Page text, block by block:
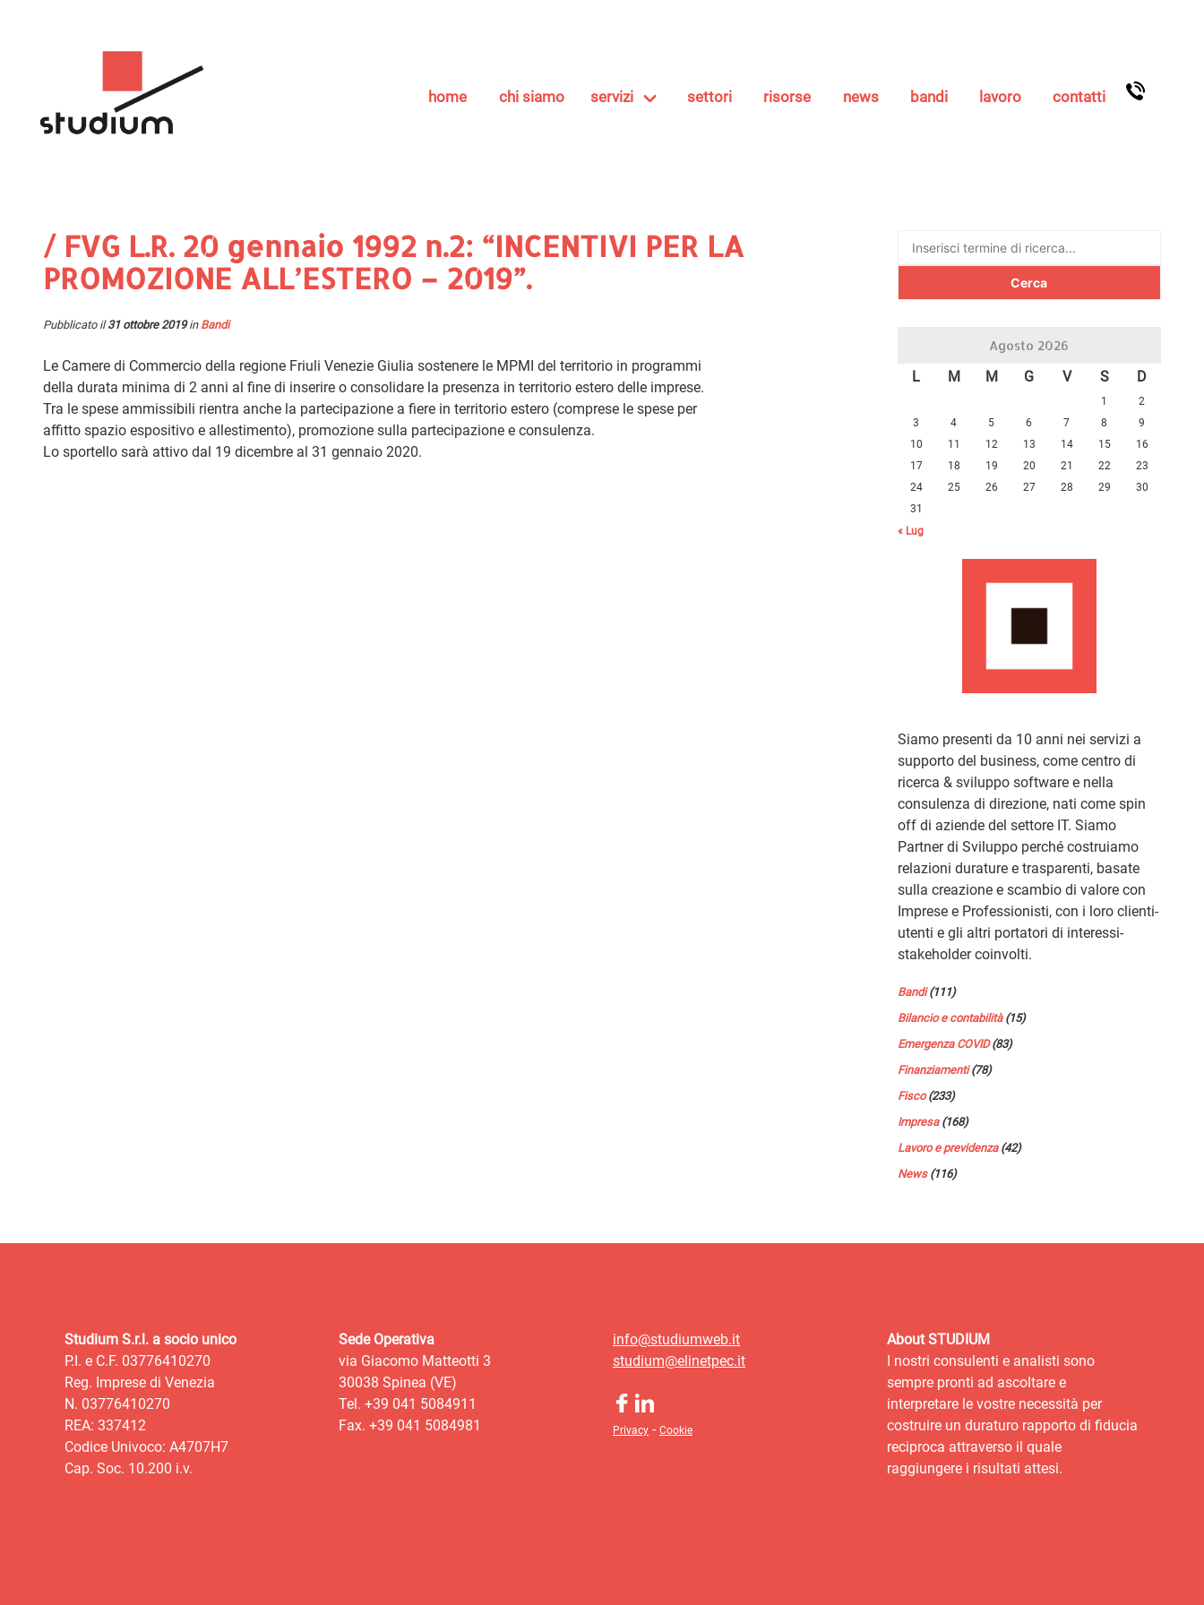
home chi siamo servizi settori risorse news bandi lavoro contatti
/ FVG L.R. 20 gennaio 1992 n.2: “INCENTIVI PER LA
PROMOZIONE ALL’ESTERO – 2019”.
Pubblicato il31 ottobre 2019in Bandi
Le Camere di Commercio della regione Friuli Venezie Giulia sostenere le MPMI del territorio in programmi
della durata minima di 2 anni al fine di inserire o consolidare la presenza in territorio estero delle imprese.
Tra le spese ammissibili rientra anche la partecipazione a fiere in territorio estero (comprese le spese per
affitto spazio espositivo e allestimento), promozione sulla partecipazione e consulenza.
Lo sportello sarà attivo dal 19 dicembre al 31 gennaio 2020.
Ricerca
Agosto 2026
L M M G V S D
1
2
3
4 5 6 7 8
9
10
11 12 13 14 15
16
17
18 19 20 21 22
23
24
25 26 27 28 29
30
31
« Lug
Siamo presenti da 10 anni nei servizi a
supporto del business, come centro di
ricerca & sviluppo software e nella
consulenza di direzione, nati come spin
off di aziende del settore IT. Siamo
Partner di Sviluppo perché costruiamo
relazioni durature e trasparenti, basate
sulla creazione e scambio di valore con
Imprese e Professionisti, con i loro clienti-
utenti e gli altri portatori di interessi-
stakeholder coinvolti.
Bandi(111)
Bilancio e contabilità(15)
Emergenza COVID(83)
Finanziamenti(78)
Fisco(233)
Impresa(168)
Lavoro e previdenza(42)
News(116)
Studium S.r.l. a socio unico
P.I. e C.F. 03776410270
Reg. Imprese di Venezia
N. 03776410270
REA: 337412
Codice Univoco: A4707H7
Cap. Soc. 10.200 i.v.
Sede Operativa
via Giacomo Matteotti 3
30038 Spinea (VE)
Tel. +39 041 5084911
Fax. +39 041 5084981
info@studiumweb.it
studium@elinetpec.it
Privacy - Cookie
About STUDIUM
I nostri consulenti e analisti sono
sempre pronti ad ascoltare e
interpretare le vostre necessità per
costruire un duraturo rapporto di fiducia
reciproca attraverso il quale
raggiungere i risultati attesi.